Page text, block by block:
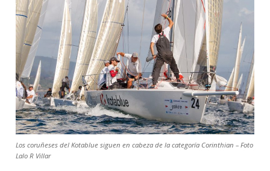
Los coruñeses del Kotablue siguen en cabeza de la categoría Corinthian – Foto
Lalo R Villar